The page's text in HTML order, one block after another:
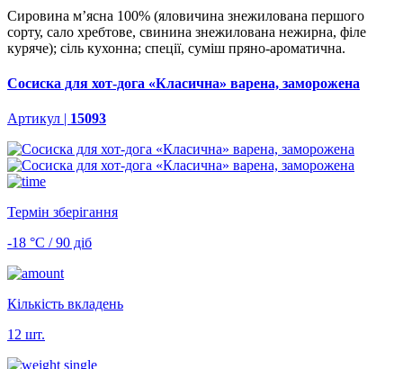
Сировина м’ясна 100% (яловичина знежилована першого
сорту, сало хребтове, свинина знежилована нежирна, філе
куряче); сіль кухонна; спеції, суміш пряно-ароматична.
Сосиска для хот-дога «Класична» варена, заморожена
Артикул | 15093
Термін зберігання
-18 °С / 90 діб
Кількість вкладень
12 шт.